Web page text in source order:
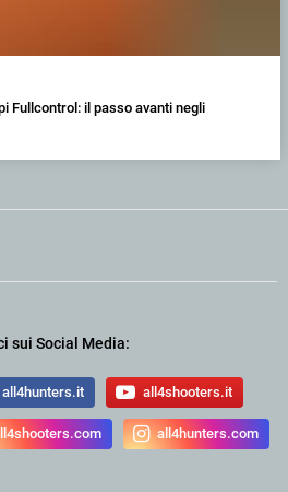
Fullcontrol: il passo avanti negli
sui Social Media:
all4hunters.it all4shooters.it
all4hunters.com